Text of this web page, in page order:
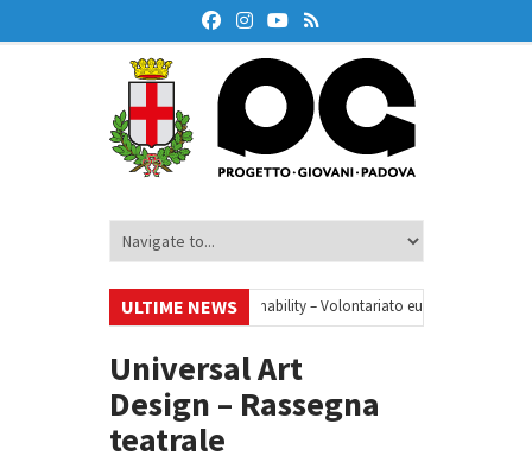
ULTIME NEWS
Your small steps towards sustainability – Volontariato europeo a Padova
• Oxford Debate Lab – Borse di studio 2026/27
Universal Art
Design – Rassegna
teatrale